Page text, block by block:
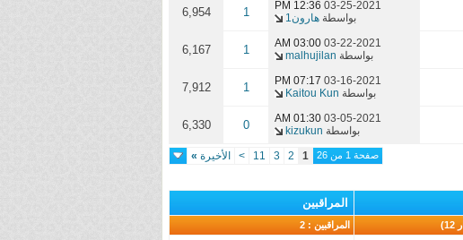
03-25-2021
12:36 PM
بواسطة هارون1 1
6,954
03-22-2021
03:00 AM
بواسطة malhujilan
1
6,167
03-16-2021
07:17 PM
بواسطة Kaitou Kun
1
7,912
03-05-2021
01:30 AM
بواسطة kizukun
0
6,330
صفحة 1 من 26 1
2
3
11
> الأخيرة »
المراقبين
المراقبين : 2